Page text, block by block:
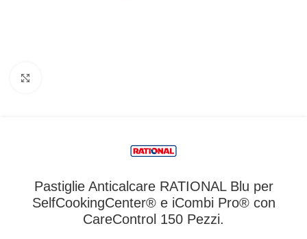
Pastiglie Anticalcare RATIONAL Blu per
SelfCookingCenter® e iCombi Pro® con
CareControl 150 Pezzi.